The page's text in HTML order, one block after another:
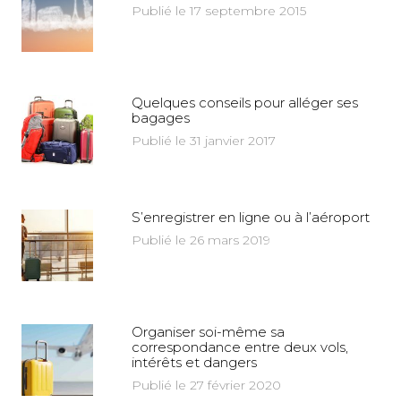
Publié le 17 septembre 2015
Quelques conseils pour alléger ses
bagages
Publié le 31 janvier 2017
S’enregistrer en ligne ou à l’aéroport
Publié le 26 mars 2019
Organiser soi-même sa
correspondance entre deux vols,
intérêts et dangers
Publié le 27 février 2020